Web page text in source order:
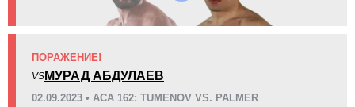
Статистика боев по организациям
Организация
ACA
AFT
ПОРАЖЕНИЕ!
VS МУРАД АБДУЛАЕВ
02.09.2023 • ACA 162: TUMENOV VS. PALMER